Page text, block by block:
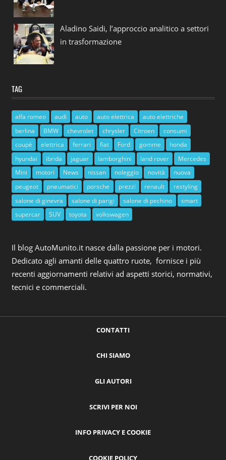
Aladino Saidi, l’approccio analitico a settori
in trasformazione
TAG
alfa romeo audi auto auto elettrica
auto elettriche
berlina
BMW chevrolet chrysler Citroen
consumi
coupè
elettrica ferrari fiat Ford gomme
honda
hyundai
ibrida jaguar lamborghini land rover
Mercedes
Mini
motori News nissan noleggio novità
nuova
peugeot
pneumatici porsche prezzi renault
restyling
salone di ginevra
salone di parigi salone di pechino
smart
supercar
SUV toyota volkswagen
Il blog AutoMunito.it nasce dalla passione per i motori.
Dedicato agli amanti delle quattro ruote, fornisce i più
recenti aggiornamenti relativi ad aspetti storici, normativi,
tecnici e commerciali.
CONTATTI
CHI SIAMO
GLI AUTORI
SCRIVI PER NOI
INFO PRIVACY E COOKIE
COOKIE POLICY